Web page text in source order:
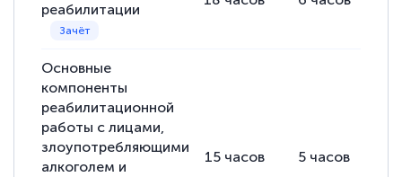
полезных материалов помогли
книги, методические рекомендации,
статьи. Времени на подготовку
достаточно. Курс помогает пройти
аттестацию в школе. Спасибо!
реабилитации
Основные
компоненты
реабилитационной
работы с лицами,
злоупотребляющими
алкоголем и
15 часов 5 часов